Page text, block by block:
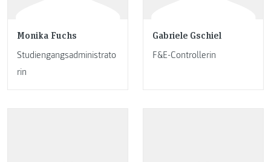
Monika Fuchs
Studiengangsadministrato
rin
Gabriele Gschiel
F&E-Controllerin